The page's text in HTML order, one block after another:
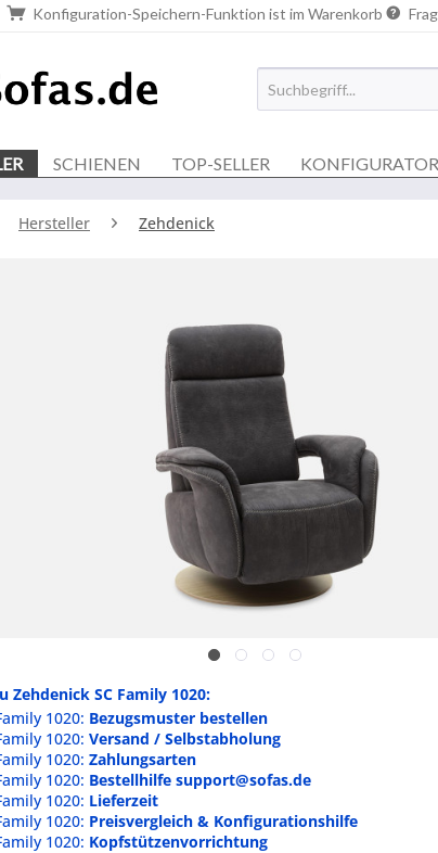
Konfiguration-Speichern-Funktion ist im Warenkorb
SCHIENEN TOP-SELLER KONFIGURATOR
Hersteller Zehdenick
Zehdenick SC Family 1020:
1020: Bezugsmuster bestellen
1020: Versand / Selbstabholung
1020: Zahlungsarten
1020: Bestellhilfe support@sofas.de
1020: Lieferzeit
1020: Preisvergleich & Konfigurationshilfe
1020: Kopfstützenvorrichtung